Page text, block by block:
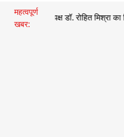
महत्वपूर्ण
खबर:
अध्यक्ष डॉ. रोहित मिश्रा का निगोहां में